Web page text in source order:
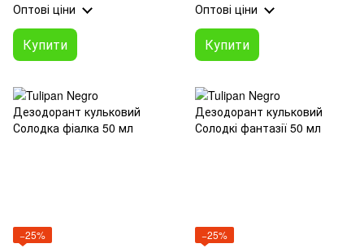
Оптові ціни
Купити
Оптові ціни
Купити
−25% −25%